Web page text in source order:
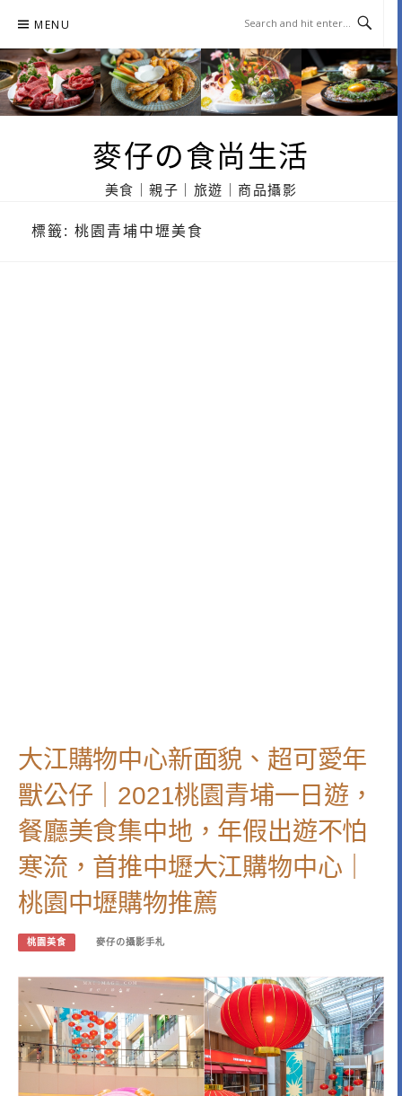
content
MENU
麥仔の食尚生活
美食｜親子｜旅遊｜商品攝影
標籤: 桃園青埔中壢美食
大江購物中心新面貌、超可愛年
獸公仔｜2021桃園青埔一日遊，
餐廳美食集中地，年假出遊不怕
寒流，首推中壢大江購物中心｜
桃園中壢購物推薦
桃園美食 麥仔の攝影手札